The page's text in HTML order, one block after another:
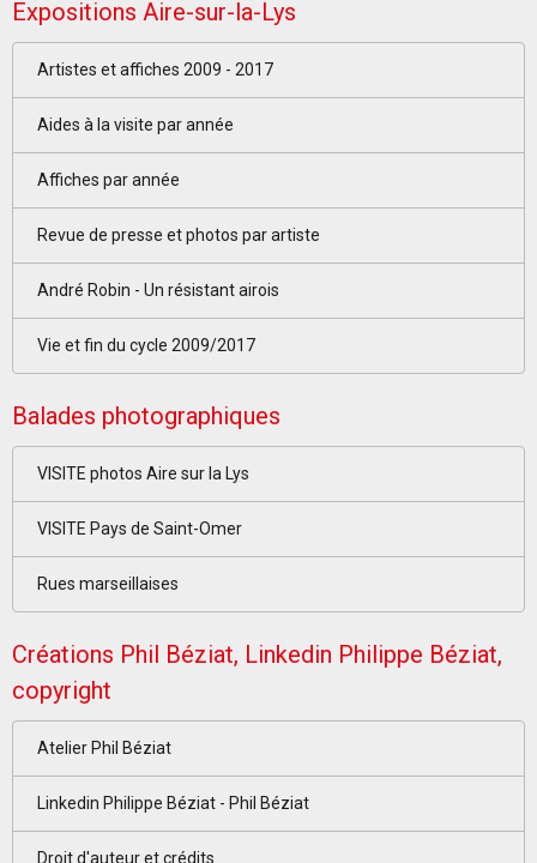
Expositions Aire-sur-la-Lys
Artistes et affiches 2009 - 2017
Aides à la visite par année
Affiches par année
Revue de presse et photos par artiste
André Robin - Un résistant airois
Vie et fin du cycle 2009/2017
Balades photographiques
VISITE photos Aire sur la Lys
VISITE Pays de Saint-Omer
Rues marseillaises
Créations Phil Béziat, Linkedin Philippe Béziat,
copyright
Atelier Phil Béziat
Linkedin Philippe Béziat - Phil Béziat
Droit d'auteur et crédits